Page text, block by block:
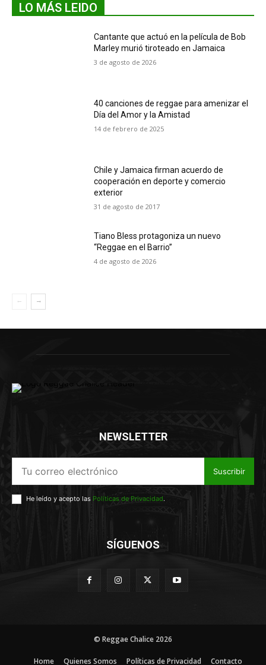
LO MÁS LEIDO
Cantante que actuó en la película de Bob
Marley murió tiroteado en Jamaica
3 de agosto de 2026
40 canciones de reggae para amenizar el
Día del Amor y la Amistad
14 de febrero de 2025
Chile y Jamaica firman acuerdo de
cooperación en deporte y comercio
exterior
31 de agosto de 2017
Tiano Bless protagoniza un nuevo
“Reggae en el Barrio”
4 de agosto de 2026
NEWSLETTER
Suscribir
He leído y acepto las Políticas de Privacidad.
SÍGUENOS
© Reggae Chalice 2026
Home Quienes Somos Políticas de Privacidad Contacto